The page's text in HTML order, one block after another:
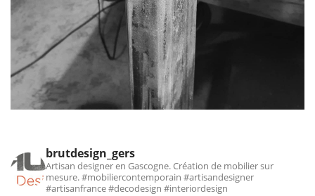
brutdesign_gers
Artisan designer en Gascogne. Création de mobilier sur
mesure.#mobiliercontemporain #artisandesigner
#artisanfrance #decodesign #interiordesign